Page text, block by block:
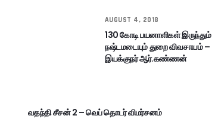
AUGUST 4, 2018
130 கோடி பயனாளிகள் இருந்தும்
நஷ்டமடையும் துறை விவசாயம் –
இயக்குநர் ஆர்.கண்ணன்
வதந்தி சீசன் 2 – வெப் தொடர் விமர்சனம்